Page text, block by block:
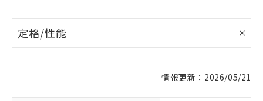
定格/性能
情報更新：2026/05/21